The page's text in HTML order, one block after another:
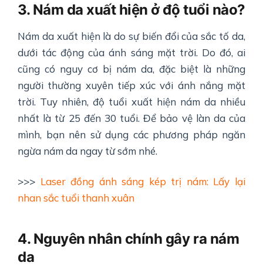
3. Nám da xuất hiện ở độ tuổi nào?
Nám da xuất hiện là do sự biến đổi của sắc tố da,
dưới tác động của ánh sáng mặt trời. Do đó, ai
cũng có nguy cơ bị nám da, đặc biệt là những
người thường xuyên tiếp xúc với ánh nắng mặt
trời. Tuy nhiên, độ tuổi xuất hiện nám da nhiều
nhất là từ 25 đến 30 tuổi. Để bảo vệ làn da của
mình, bạn nên sử dụng các phương pháp ngăn
ngừa nám da ngay từ sớm nhé.
>>> Laser đồng ánh sáng kép trị nám: Lấy lại
nhan sắc tuổi thanh xuân
4. Nguyên nhân chính gây ra nám
da